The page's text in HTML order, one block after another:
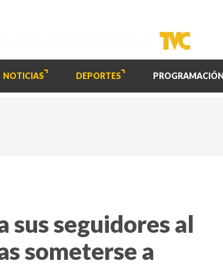
NOTICIAS DEPORTES PROGRAMACIÓN
sus seguidores al
someterse a